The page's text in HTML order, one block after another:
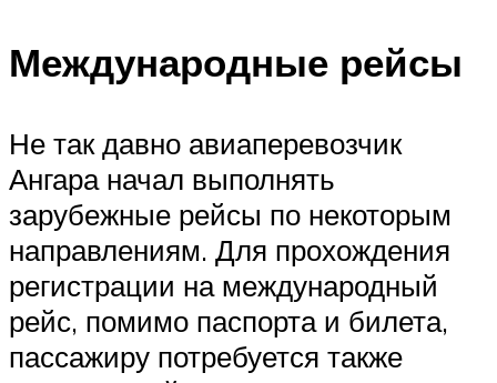
Международные рейсы
Не так давно авиаперевозчик
Ангара начал выполнять
зарубежные рейсы по некоторым
направлениям. Для прохождения
регистрации на международный
рейс, помимо паспорта и билета,
пассажиру потребуется также